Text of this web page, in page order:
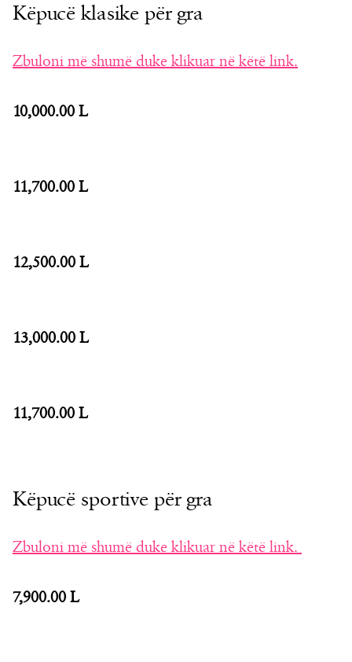
Këpucë klasike për gra
Zbuloni më shumë duke klikuar në këtë link.
10,000.00 L
11,700.00 L
12,500.00 L
13,000.00 L
11,700.00 L
Këpucë sportive për gra
Zbuloni më shumë duke klikuar në këtë link.
7,900.00 L